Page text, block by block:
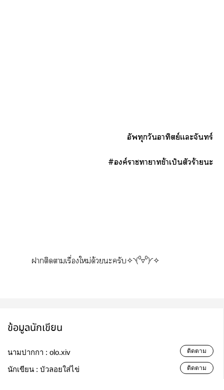
อัพทุกวันอาทิตย์เเะจันทร์
#องค์าาาข้าเป๋นตัวร้ายะ
าติดาเรื่องใหม่ด้วยะครับ✧◝(⁰▿⁰)◜✧
ข้อมูลนักเขียน
นามปากกา : olo.xiv ติดตาม
นักเขียน : บัวลอยใส่ไข่ ติดตาม